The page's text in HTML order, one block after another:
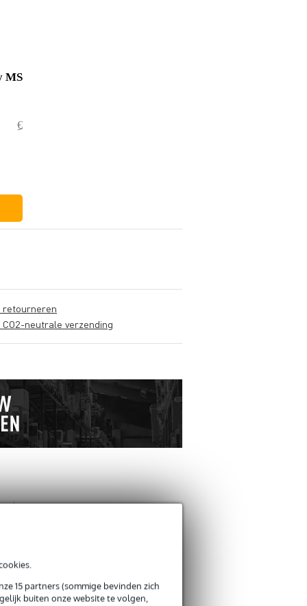
15 partners (sommige bevinden zich
buiten onze website te volgen,
MS
€ 59,70
retourneren
CO2-neutrale verzending
Je naam
ANDEREN KOCHTEN